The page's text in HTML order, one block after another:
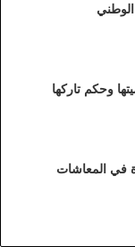
وحكم تاركها
في المعاشات